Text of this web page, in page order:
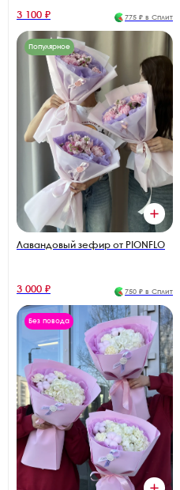
3 100 ₽ 775 ₽ в Сплит
Популярное
Лавандовый зефир от PIONFLO
3 000 ₽ 750 ₽ в Сплит
Без повода